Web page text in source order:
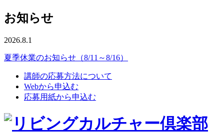
お知らせ
2026.8.1
夏季休業のお知らせ（8/11～8/16）
講師の応募方法について
Webから申込む
応募用紙から申込む